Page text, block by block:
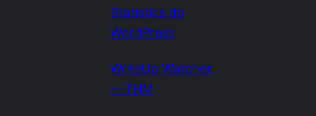
Statistics do
WordPress
WriteUp Watcher
— THM